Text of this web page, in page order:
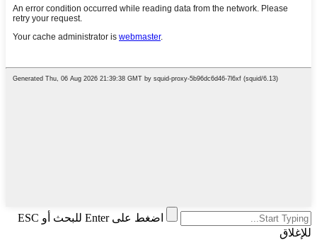
اضغط على Enter للبحث أو ESC
للإغلاق